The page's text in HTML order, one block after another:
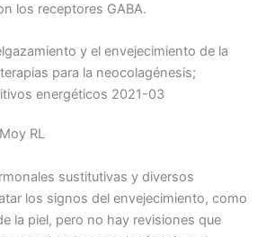
los receptores GABA.
y el envejecimiento de la
para la neocolagénesis;
energéticos 2021-03
RL
sustitutivas y diversos
los signos del envejecimiento, como
la piel, pero no hay revisiones que